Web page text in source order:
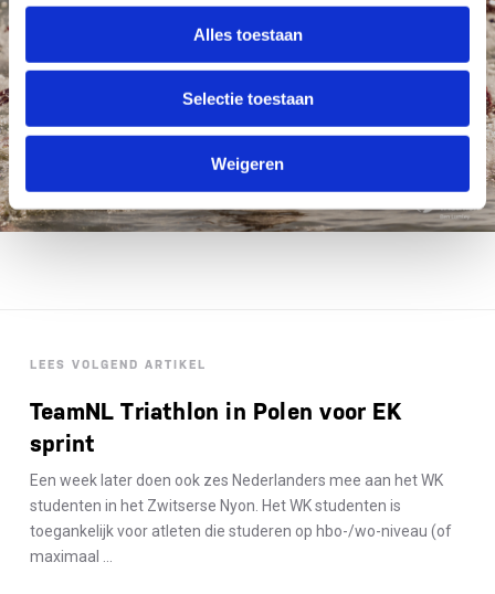
Alles toestaan
Selectie toestaan
Weigeren
LEES VOLGEND ARTIKEL
TeamNL Triathlon in Polen voor EK
sprint
Een week later doen ook zes Nederlanders mee aan het WK
studenten in het Zwitserse Nyon. Het WK studenten is
toegankelijk voor atleten die studeren op hbo-/wo-niveau (of
maximaal ...